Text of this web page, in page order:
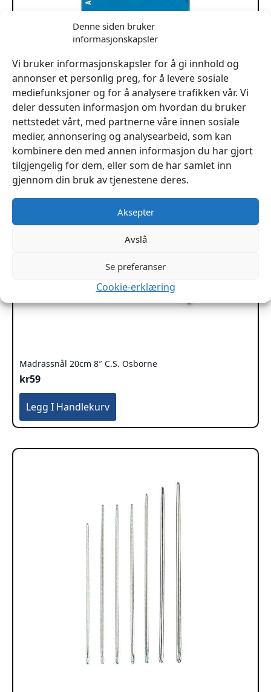
Denne siden bruker
informasjonskapsler
Vi bruker informasjonskapsler for å gi innhold og
annonser et personlig preg, for å levere sosiale
mediefunksjoner og for å analysere trafikken vår. Vi
deler dessuten informasjon om hvordan du bruker
nettstedet vårt, med partnerne våre innen sosiale
medier, annonsering og analysearbeid, som kan
kombinere den med annen informasjon du har gjort
tilgjengelig for dem, eller som de har samlet inn
gjennom din bruk av tjenestene deres.
Aksepter
Avslå
Se preferanser
Cookie-erklæring
Skinnnål håndsøm Prym
Legg I Handlekurv
Madrassnål 20cm 8″ C.S. Osborne
kr59
Legg I Handlekurv